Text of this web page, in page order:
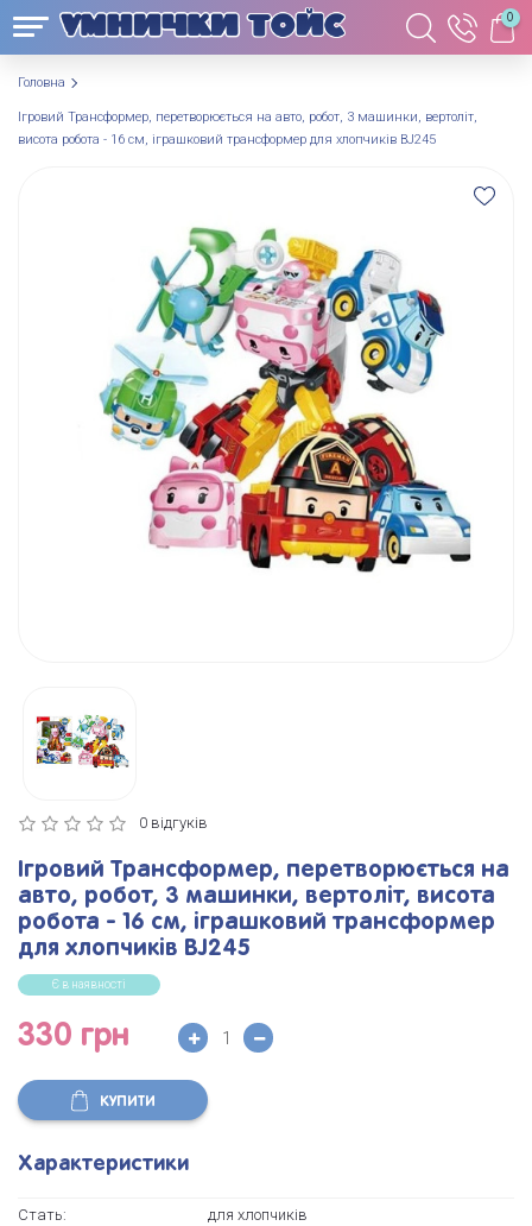
0
Головна
Ігровий Трансформер, перетворюється на авто, робот, 3 машинки, вертоліт,
висота робота - 16 см, іграшковий трансформер для хлопчиків BJ245
0 відгуків
Ігровий Трансформер, перетворюється на
авто, робот, 3 машинки, вертоліт, висота
робота - 16 см, іграшковий трансформер
для хлопчиків BJ245
Є в наявності
330 грн
КУПИТИ
Характеристики
Стать:
для хлопчиків